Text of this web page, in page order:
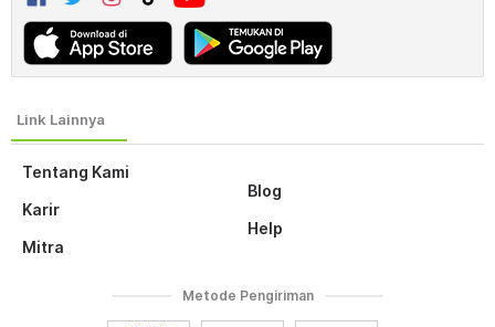
Tentang Kami
Karir
Mitra
Blog
Help
Metode Pengiriman